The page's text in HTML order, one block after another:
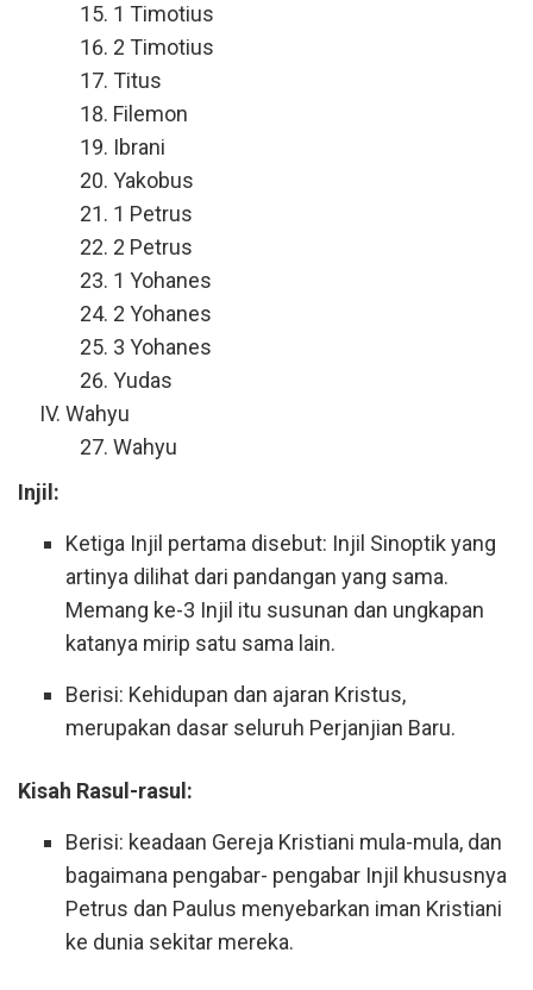
1 Timotius
2 Timotius
Titus
Filemon
Ibrani
Yakobus
1 Petrus
2 Petrus
1 Yohanes
2 Yohanes
3 Yohanes
Yudas
Wahyu
Wahyu
Injil:
Ketiga Injil pertama disebut: Injil Sinoptik yang
artinya dilihat dari pandangan yang sama.
Memang ke-3 Injil itu susunan dan ungkapan
katanya mirip satu sama lain.
Berisi: Kehidupan dan ajaran Kristus,
merupakan dasar seluruh Perjanjian Baru.
Kisah Rasul-rasul:
Berisi: keadaan Gereja Kristiani mula-mula, dan
bagaimana pengabar- pengabar Injil khususnya
Petrus dan Paulus menyebarkan iman Kristiani
ke dunia sekitar mereka.